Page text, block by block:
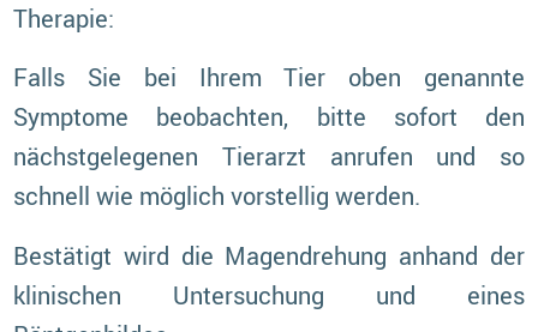
Therapie:
Falls Sie bei Ihrem Tier oben genannte
Symptome beobachten, bitte sofort den
nächstgelegenen Tierarzt anrufen und so
schnell wie möglich vorstellig werden.
Bestätigt wird die Magendrehung anhand der
klinischen Untersuchung und eines